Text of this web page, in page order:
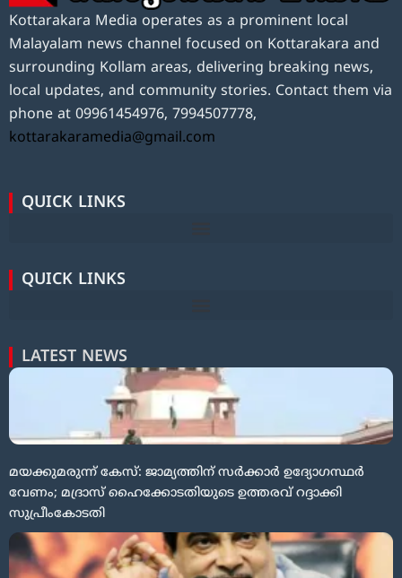
Kottarakara Media operates as a prominent local
Malayalam news channel focused on Kottarakara and
surrounding Kollam areas, delivering breaking news,
local updates, and community stories. Contact them via
phone at 09961454976, 7994507778,
kottarakaramedia@gmail.com
QUICK LINKS
QUICK LINKS
LATEST NEWS
മയക്കുമരുന്ന് കേസ്: ജാമ്യത്തിന് സർക്കാർ ഉദ്യോഗസ്ഥർ
വേണം; മദ്രാസ് ഹൈക്കോടതിയുടെ ഉത്തരവ് റദ്ദാക്കി
സുപ്രീംകോടതി